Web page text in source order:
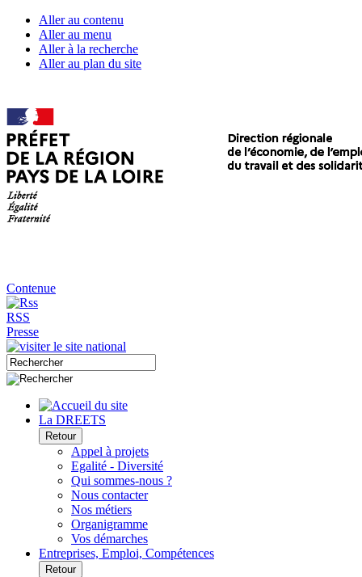
Aller au contenu
Aller au menu
Aller à la recherche
Aller au plan du site
Contenue
RSS
Presse
La DREETS
Retour
Appel à projets
Egalité - Diversité
Qui sommes-nous ?
Nous contacter
Nos métiers
Organigramme
Vos démarches
Entreprises, Emploi, Compétences
Retour